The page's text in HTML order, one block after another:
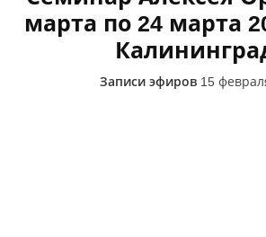
марта по 24 марта
Записи эфиров 15